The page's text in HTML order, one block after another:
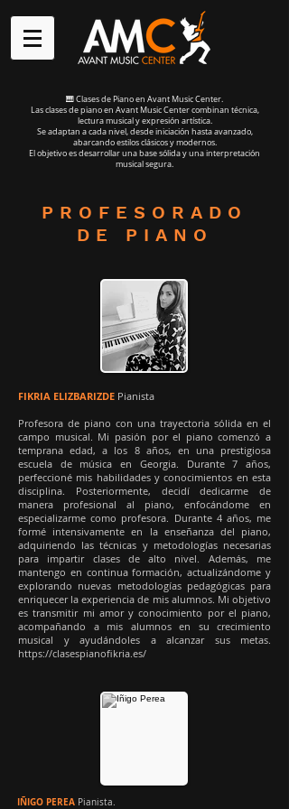
🎹 Clases de Piano en Avant Music Center.
Las clases de piano en Avant Music Center combinan técnica,
lectura musical y expresión artística.
Se adaptan a cada nivel, desde iniciación hasta avanzado,
abarcando estilos clásicos y modernos.
El objetivo es desarrollar una base sólida y una interpretación
musical segura.
PROFESORADO
DE PIANO
FIKRIA ELIZBARIZDE Pianista
Profesora de piano con una trayectoria sólida en el
campo musical. Mi pasión por el piano comenzó a
temprana edad, a los 8 años, en una prestigiosa
escuela de música en Georgia. Durante 7 años,
perfeccioné mis habilidades y conocimientos en esta
disciplina. Posteriormente, decidí dedicarme de
manera profesional al piano, enfocándome en
especializarme como profesora. Durante 4 años, me
formé intensivamente en la enseñanza del piano,
adquiriendo las técnicas y metodologías necesarias
para impartir clases de alto nivel. Además, me
mantengo en continua formación, actualizándome y
explorando nuevas metodologías pedagógicas para
enriquecer la experiencia de mis alumnos. Mi objetivo
es transmitir mi amor y conocimiento por el piano,
acompañando a mis alumnos en su crecimiento
musical y ayudándoles a alcanzar sus metas.
https://clasespianofikria.es/
IÑIGO PEREA Pianista.